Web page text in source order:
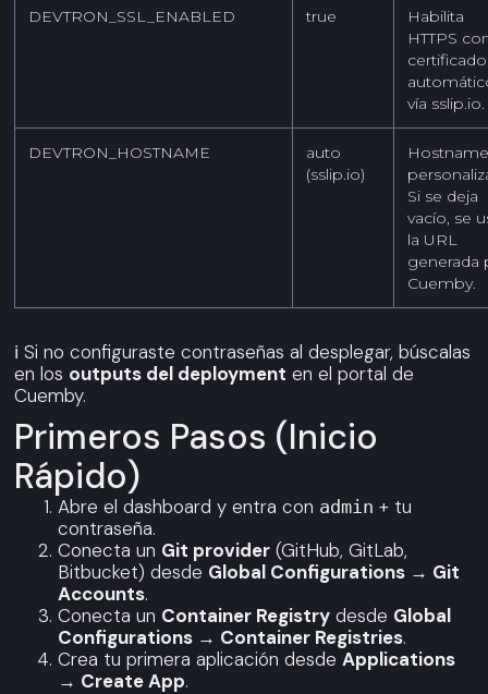
DEVTRON_SSL_ENABLED true
Habilita
HTTPS
certificado
vía sslip.io.
DEVTRON_HOSTNAME
auto
(sslip.io)
Si se deja
vacío, se
la URL
generada
Cuemby.
ℹ️ Si no configuraste contraseñas al desplegar, búscalas
en los outputs del deployment en el portal de
Cuemby.
Primeros Pasos (inicio
Rápido)
Abre el dashboard y entra con admin + tu
contraseña.
Conecta un Git provider (GitHub, GitLab,
Bitbucket) desde Global Configurations → Git
Accounts.
Conecta un Container Registry desde Global
Configurations → Container Registries.
Crea tu primera aplicación desdeApplications
→ Create App.